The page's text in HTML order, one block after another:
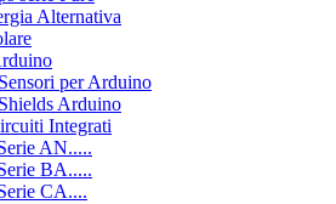
Alternativa
per Arduino
Arduino
Integrati
AN.....
BA.....
CA....